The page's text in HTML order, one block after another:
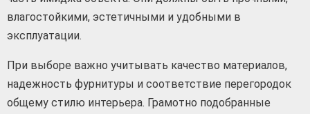
влагостойкими, эстетичными и удобными в
эксплуатации.
При выборе важно учитывать качество материалов,
надежность фурнитуры и соответствие перегородок
общему стилю интерьера. Грамотно подобранные